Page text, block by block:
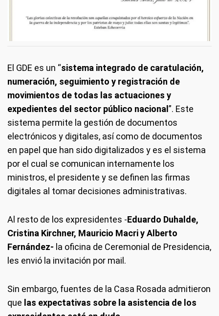
El GDE es un “sistema integrado de caratulación,
numeración, seguimiento y registración de
movimientos de todas las actuaciones y
expedientes del sector público nacional”. Este
sistema permite la gestión de documentos
electrónicos y digitales, así como de documentos
en papel que han sido digitalizados y es el sistema
por el cual se comunican internamente los
ministros, el presidente y se definen las firmas
digitales al tomar decisiones administrativas.
Al resto de los expresidentes -Eduardo Duhalde,
Cristina Kirchner, Mauricio Macri y Alberto
Fernández- la oficina de Ceremonial de Presidencia,
les envió la invitación por mail.
Sin embargo, fuentes de la Casa Rosada admitieron
que las expectativas sobre la asistencia de los